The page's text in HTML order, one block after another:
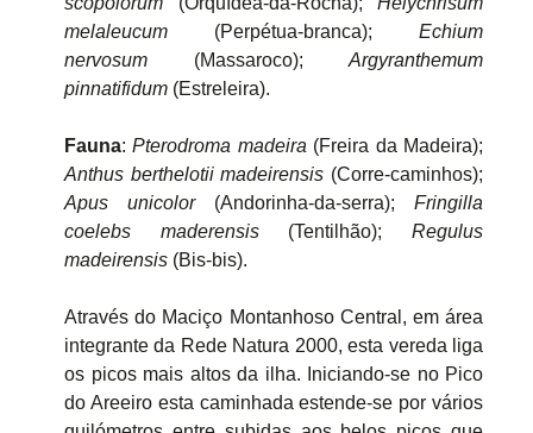
melaleucum (Perpétua-branca); Echium
nervosum (Massaroco); Argyranthemum
pinnatifidum (Estreleira).
Fauna:Pterodroma madeira (Freira da Madeira);
Anthus berthelotii madeirensis (Corre-caminhos);
Apus unicolor(Andorinha-da-serra); Fringilla
coelebs maderensis(Tentilhão);Regulus
madeirensis (Bis-bis).
Através do Maciço Montanhoso Central, em área
integrante da Rede Natura 2000, esta vereda liga
os picos mais altos da ilha. Iniciando-se no Pico
do Areeiro esta caminhada estende-se por vários